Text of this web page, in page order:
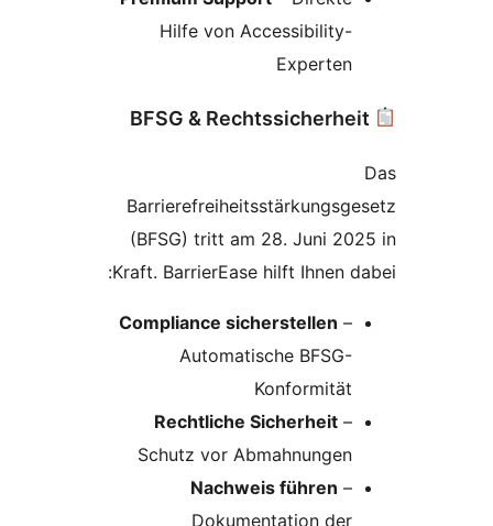
Hilfe von Accessibility-
(BFSG) tritt am 28. Juni
Kraft. BarrierEase hilft Ihnen
Compliance sicherstellen
Automatische BFSG-
Rechtliche Sicherheit
Schutz vor Abmahnungen
Nachweis führen
Dokumentation der